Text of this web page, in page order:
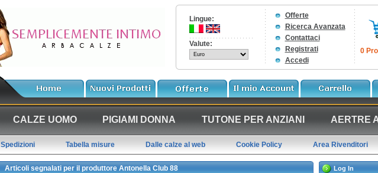
Lingue:
Valute:
Offerte
Ricerca Avanzata
Contattaci
Registrati
Accedi
0
CALZE UOMO PIGIAMI DONNA TUTONE PER ANZIANI AERTRE
Spedizioni Tabella misure Dalle calze al web Cookie Policy Area Rivenditori
Articoli segnalati per il produttore Antonella Club 88 Log In